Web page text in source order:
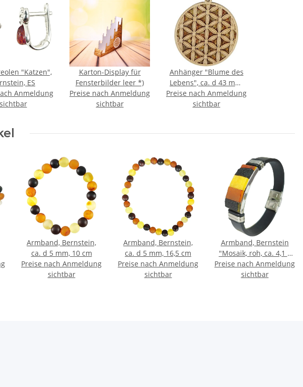
"Katzen",
ES
Anmeldung
sichtbar
Karton-Display für
Fensterbilder leer *)
Preise nach Anmeldung
sichtbar
Anhänger "Blume des
Lebens", ca. d 43 mm,
Bernstein/Birkenholz
zwischen 2
cm
Preise nach Anmeldung
sichtbar
Armband, Bernstein,
ca. d 5 mm, 10 cm
Preise nach Anmeldung
sichtbar
Armband, Bernstein,
ca. d 5 mm, 16,5 cm
Preise nach Anmeldung
sichtbar
Armband, Bernstein
"Mosaik, roh, ca. 4,1 x
1,6 cm" auf Leder
Preise nach Anmeldung
sichtbar